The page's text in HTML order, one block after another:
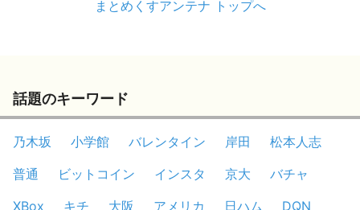
まとめくすアンテナ トップへ
話題のキーワード
乃木坂 小学館 バレンタイン 岸田
松本人志
普通
ビットコイン インスタ 京大
バチャ
XBox
キチ 大阪 アメリカ 日ハム
DQN